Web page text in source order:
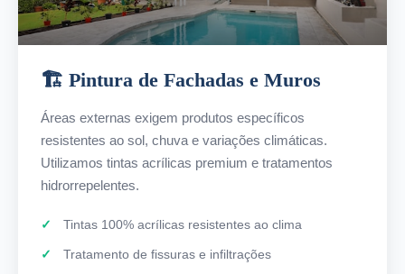
🏗️ Pintura de Fachadas e Muros
Áreas externas exigem produtos específicos
resistentes ao sol, chuva e variações climáticas.
Utilizamos tintas acrílicas premium e tratamentos
hidrorrepelentes.
Tintas 100% acrílicas resistentes ao clima
Tratamento de fissuras e infiltrações